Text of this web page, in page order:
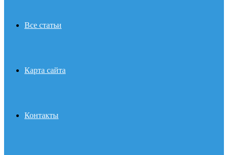
Все статьи
Карта сайта
Контакты